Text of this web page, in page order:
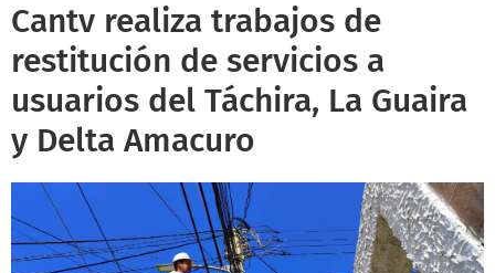
Cantv realiza trabajos de
restitución de servicios a
usuarios del Táchira, La Guaira
y Delta Amacuro